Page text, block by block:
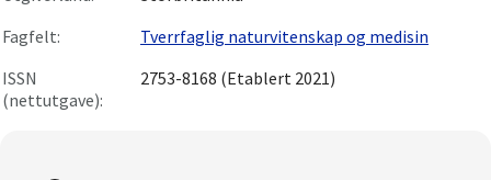
Fagfelt:
Tverrfaglig naturvitenskap og medisin
ISSN
(nettutgave):
2753-8168 (Etablert 2021)